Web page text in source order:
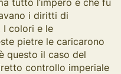
tutto l’impero e che fu
i diritti di
I colori e le
pietre le caricarono
questo il caso del
controllo imperiale